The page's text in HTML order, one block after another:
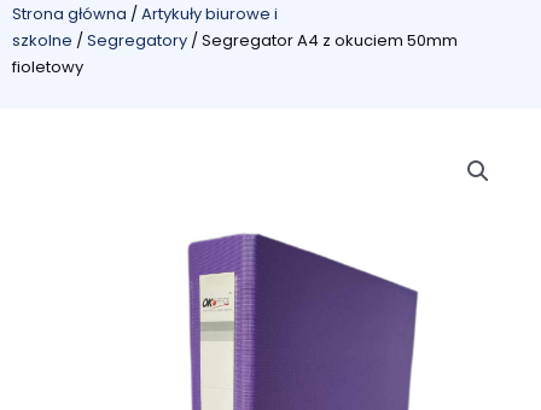
Strona główna /Artykuły biurowe i
szkolne /Segregatory / Segregator A4 z okuciem 50mm
fioletowy